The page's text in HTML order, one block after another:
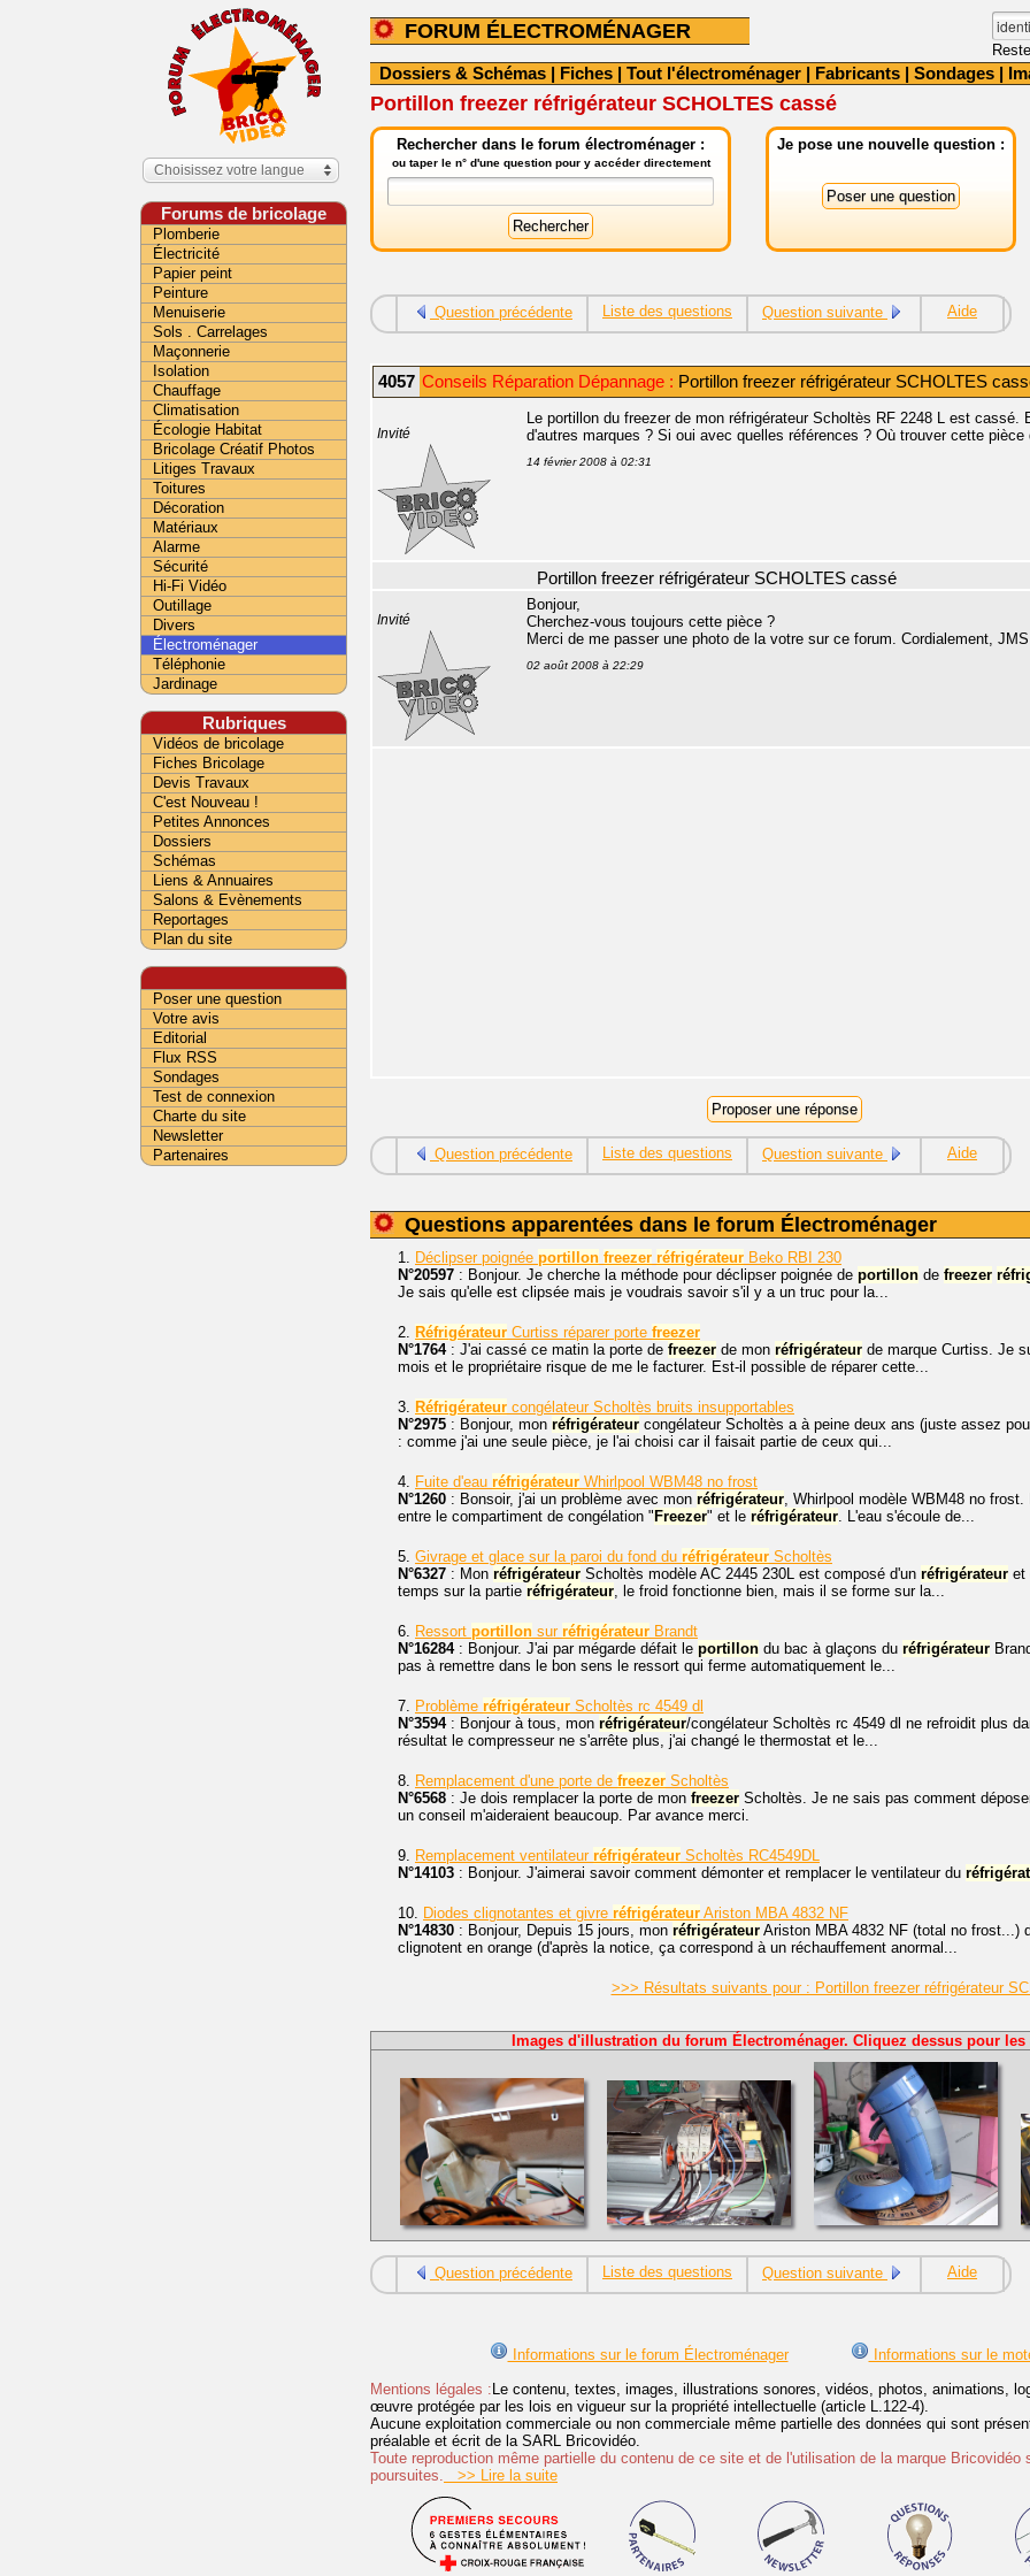
FORUM ÉLECTROMÉNAGER
Dossiers & Schémas | Fiches | Tout l'électroménager | Fabricants | Sondages |
Portillon freezer réfrigérateur SCHOLTES cassé
Rechercher dans le forum électroménager :
ou taper le n° d'une question pour y accéder directement
Je pose une nouvelle question :
Question précédente Liste des questions Question suivante Aide
4057 Conseils Réparation Dépannage : Portillon freezer réfrigérateur SCHOLTES
Invité
Le portillon du freezer de mon réfrigérateur Scholtès RF 2248 L est
d'autres marques ? Si oui avec quelles références ? Où trouver cette pièce
14 février 2008 à 02:31
Portillon freezer réfrigérateur SCHOLTES cassé
Invité
Bonjour,
Cherchez-vous toujours cette pièce ?
Merci de me passer une photo de la votre sur ce forum. Cordialement, JMS
02 août 2008 à 22:29
Question précédente Liste des questions Question suivante Aide
Questions apparentées dans le forum Électroménager
1. Déclipser poignée portillon freezer réfrigérateur Beko RBI 230
N°20597 : Bonjour. Je cherche la méthode pour déclipser poignée de portillon de freezer
Je sais qu'elle est clipsée mais je voudrais savoir s'il y a un truc pour la...
2. Réfrigérateur Curtiss réparer porte freezer
N°1764: J'ai cassé ce matin la porte de freezer de mon réfrigérateur de marque Curtiss. Je
mois et le propriétaire risque de me le facturer. Est-il possible de réparer cette...
3. Réfrigérateur congélateur Scholtès bruits insupportables
N°2975 : Bonjour, mon réfrigérateur congélateur Scholtès a à peine deux ans (juste assez
: comme j'ai une seule pièce, je l'ai choisi car il faisait partie de ceux qui...
4. Fuite d'eau réfrigérateur Whirlpool WBM48 no frost
N°1260 : Bonsoir, j'ai un problème avec mon réfrigérateur, Whirlpool modèle WBM48 no
entre le compartiment de congélation " Freezer" et le réfrigérateur. L'eau s'écoule de...
5. Givrage et glace sur la paroi du fond du réfrigérateur Scholtès
N°6327 : Mon réfrigérateur Scholtès modèle AC 2445 230L est composé d'un réfrigérateur et
temps sur la partie réfrigérateur, le froid fonctionne bien, mais il se forme sur la...
6. Ressort portillon sur réfrigérateur Brandt
N°16284: Bonjour. J'ai par mégarde défait le portillon du bac à glaçons du réfrigérateur
pas à remettre dans le bon sens le ressort qui ferme automatiquement le...
7. Problème réfrigérateur Scholtès rc 4549 dl
N°3594: Bonjour à tous, mon réfrigérateur/congélateur Scholtès rc 4549 dl ne refroidit plus
résultat le compresseur ne s'arrête plus, j'ai changé le thermostat et le...
8. Remplacement d'une porte de freezer Scholtès
N°6568 : Je dois remplacer la porte de mon freezer Scholtès. Je ne sais pas comment
un conseil m'aideraient beaucoup. Par avance merci.
9. Remplacement ventilateur réfrigérateur Scholtès RC4549DL
N°14103 : Bonjour. J'aimerai savoir comment démonter et remplacer le ventilateur du
10. Diodes clignotantes et givre réfrigérateur Ariston MBA 4832 NF
N°14830 : Bonjour, Depuis 15 jours, mon réfrigérateur Ariston MBA 4832 NF (total no frost...)
clignotent en orange (d'après la notice, ça correspond à un réchauffement anormal...
>>> Résultats suivants pour : Portillon freezer réfrigérateur
Images d'illustration du forum Électroménager. Cliquez dessus pour les
Question précédente Liste des questions Question suivante Aide
Informations sur le forum Électroménager Informations sur le
Mentions légales :Le contenu, textes, images, illustrations sonores, vidéos, photos, animations,
œuvre protégée par les lois en vigueur sur la propriété intellectuelle (article L.122-4).
Aucune exploitation commerciale ou non commerciale même partielle des données qui sont
préalable et écrit de la SARL Bricovidéo.
Toute reproduction même partielle du contenu de ce site et de l'utilisation de la marque
poursuites.
>> Lire la suite
Choisissez votre langue
Forums de bricolage
Plomberie
Électricité
Papier peint
Peinture
Menuiserie
Sols . Carrelages
Maçonnerie
Isolation
Chauffage
Climatisation
Écologie Habitat
Bricolage Créatif Photos
Litiges Travaux
Toitures
Décoration
Matériaux
Alarme
Sécurité
Hi-Fi Vidéo
Outillage
Divers
Électroménager
Téléphonie
Jardinage
Rubriques
Vidéos de bricolage
Fiches Bricolage
Devis Travaux
C'est Nouveau !
Petites Annonces
Dossiers
Schémas
Liens & Annuaires
Salons & Evènements
Reportages
Plan du site
Poser une question
Votre avis
Editorial
Flux RSS
Sondages
Test de connexion
Charte du site
Newsletter
Partenaires